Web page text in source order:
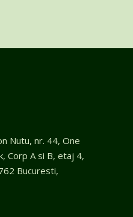
Nutu, nr. 44, One
Corp A si B, etaj 4,
Bucuresti,